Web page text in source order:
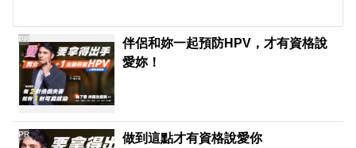
伴侶和妳一起預防HPV，才有資格說
愛妳！
PR
做到這點才有資格說愛你
PR